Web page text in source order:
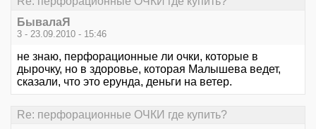
БывалаЯ
3 - 23.09.2010 - 15:46
не знаю, перфорационные ли очки, которые в
дырочку, но в здоровье, которая Малышева ведет,
сказали, что это ерунда, деньги на ветер.
Re: перфорационные ОЧКИ где купить?